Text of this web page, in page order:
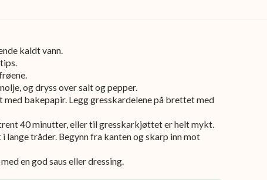
kaldt vann.
og dryss over salt og pepper.
bakepapir. Legg gresskardelene på brettet med
40 minutter, eller til gresskarkjøttet er helt mykt.
tråder. Begynn fra kanten og skarp inn mot
en god saus eller dressing.